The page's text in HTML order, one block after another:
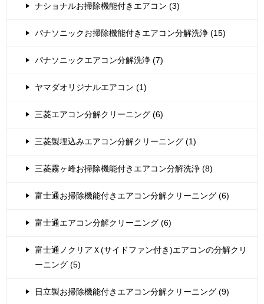
ナショナルお掃除機能付きエアコン (3)
パナソニックお掃除機能付きエアコン分解洗浄 (15)
パナソニックエアコン分解洗浄 (7)
ヤマダオリジナルエアコン (1)
三菱エアコン分解クリーニング (6)
三菱製埋込みエアコン分解クリーニング (1)
三菱霧ヶ峰お掃除機能付きエアコン分解洗浄 (8)
富士通お掃除機能付きエアコン分解クリーニング (6)
富士通エアコン分解クリーニング (6)
富士通ノクリアＸ(サイドファン付き)エアコンの分解クリ
ーニング (5)
日立製お掃除機能付きエアコン分解クリーニング (9)